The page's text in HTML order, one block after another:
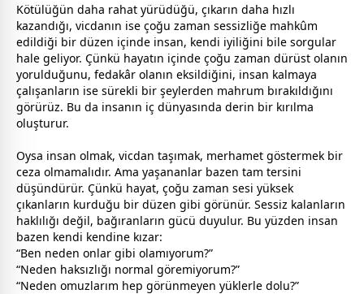
Kötülüğün daha rahat yürüdüğü, çıkarın daha hızlı
kazandığı, vicdanın ise çoğu zaman sessizliğe mahkûm
edildiği bir düzen içinde insan, kendi iyiliğini bile sorgular
hale geliyor. Çünkü hayatın içinde çoğu zaman dürüst olanın
yorulduğunu, fedakâr olanın eksildiğini, insan kalmaya
çalışanların ise sürekli bir şeylerden mahrum bırakıldığını
görürüz. Bu da insanın iç dünyasında derin bir kırılma
oluşturur.
Oysa insan olmak, vicdan taşımak, merhamet göstermek bir
ceza olmamalıdır. Ama yaşananlar bazen tam tersini
düşündürür. Çünkü hayat, çoğu zaman sesi yüksek
çıkanların kurduğu bir düzen gibi görünür. Sessiz kalanların
haklılığı değil, bağıranların gücü duyulur. Bu yüzden insan
bazen kendi kendine kızar:
“Ben neden onlar gibi olamıyorum?”
“Neden haksızlığı normal göremiyorum?”
“Neden omuzlarım hep görünmeyen yüklerle dolu?”